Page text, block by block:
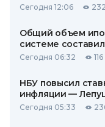
Сегодня 12:06
Общий объем
системе
Сегодня 06:32 116
НБУ повысил
инфляции —
Сегодня 05:33